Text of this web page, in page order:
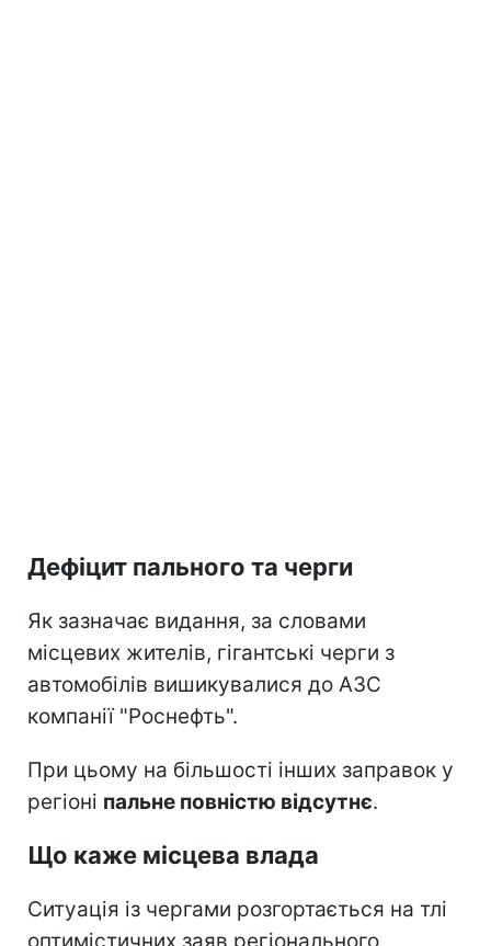
Дефіцит пального та черги
Як зазначає видання, за словами
місцевих жителів, гігантські черги з
автомобілів вишикувалися до АЗС
компанії "Роснефть".
При цьому на більшості інших заправок у
регіоні пальне повністю відсутнє.
Що каже місцева влада
Ситуація із чергами розгортається на тлі
оптимістичних заяв регіонального